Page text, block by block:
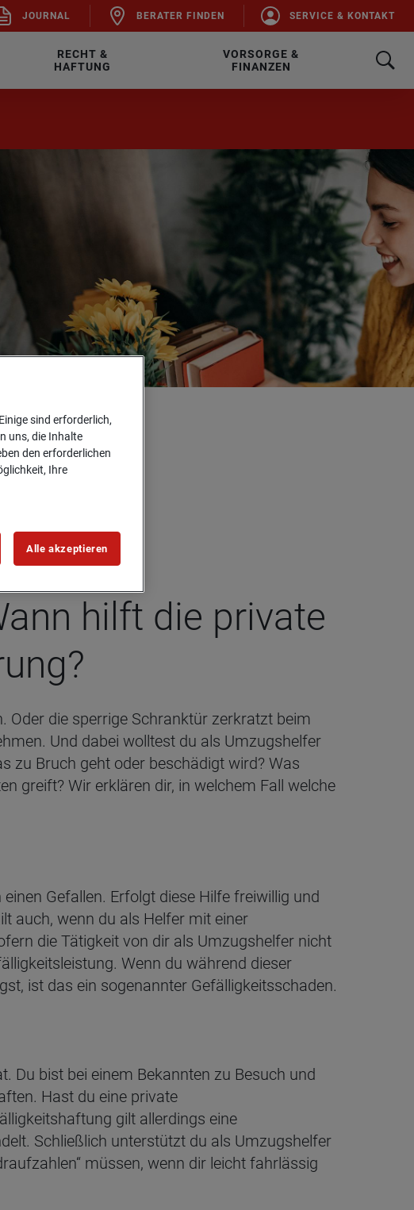
JOUR­NAL BE­RA­TER FIN­DEN SER­VICE & KON­TAKT
RECHT &
HAFTUNG
VORSORGE &
FINANZEN
hilft die pri­vate
Oder die sperrige Schranktür zerkratzt beim
Und dabei wolltest du als Umzugshelfer
zu Bruch geht oder beschädigt wird? Was
greift? Wir erklären dir, in welchem Fall welche
Gefallen. Erfolgt diese Hilfe freiwillig und
auch, wenn du als Helfer mit einer
die Tätigkeit von dir als Umzugshelfer nicht
Wenn du während dieser
ist das ein sogenannter Gefälligkeitsschaden.
Du bist bei einem Bekannten zu Besuch und
Hast du eine private
gilt allerdings eine
Schließlich unterstützt du als Umzugshelfer
müssen, wenn dir leicht fahrlässig
sind erforderlich,
uns, die Inhalte
den erforderlichen
Ihre
Alle akzeptieren